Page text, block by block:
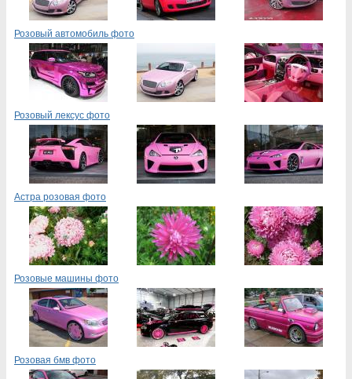
Розовый автомобиль фото
Розовый лексус фото
Астра розовая фото
Розовые машины фото
Розовая бмв фото